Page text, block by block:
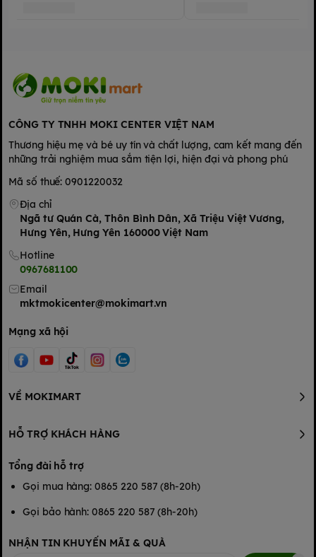
CÔNG TY TNHH MOKI CENTER VIỆT NAM
Thương hiệu mẹ và bé uy tín và chất lượng, cam kết mang đến
những trải nghiệm mua sắm tiện lợi, hiện đại và phong phú
Mã số thuế: 0901220032
Địa chỉ
Ngã tư Quán Cà, Thôn Bình Dân, Xã Triệu Việt Vương,
Hưng Yên, Hưng Yên 160000 Việt Nam
Hotline
0967681100
Email
mktmokicenter@mokimart.vn
Mạng xã hội
VỀ MOKIMART
HỖ TRỢ KHÁCH HÀNG
Tổng đài hỗ trợ
Gọi mua hàng: 0865 220 587 (8h-20h)
Gọi bảo hành: 0865 220 587 (8h-20h)
NHẬN TIN KHUYẾN MÃI & QUÀ